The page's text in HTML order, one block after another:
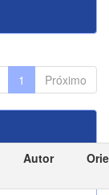
1 Próximo
Autor